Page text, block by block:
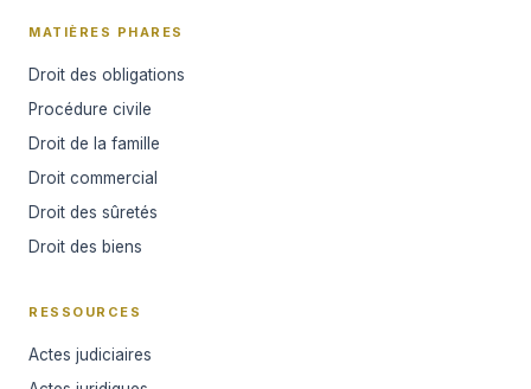
MATIÈRES PHARES
Droit des obligations
Procédure civile
Droit de la famille
Droit commercial
Droit des sûretés
Droit des biens
RESSOURCES
Actes judiciaires